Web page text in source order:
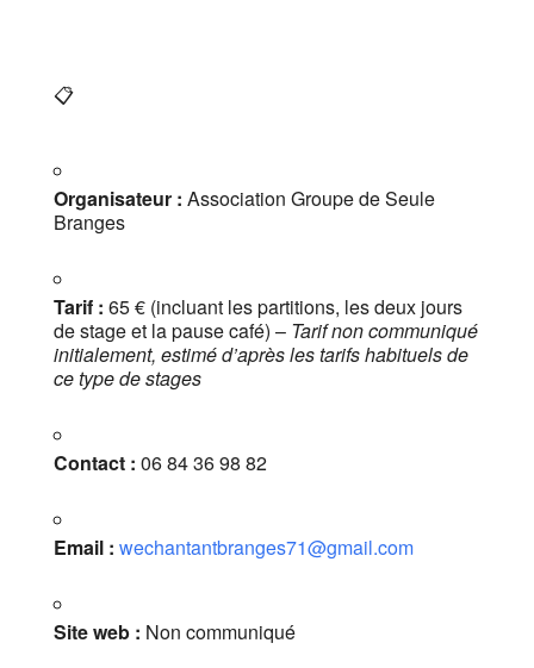
📋
Organisateur : Association Groupe de Seule
Branges
Tarif : 65 € (incluant les partitions, les deux jours
de stage et la pause café) – Tarif non communiqué
initialement, estimé d’après les tarifs habituels de
ce type de stages
Contact : 06 84 36 98 82
Email : wechantantbranges71@gmail.com
Site web : Non communiqué